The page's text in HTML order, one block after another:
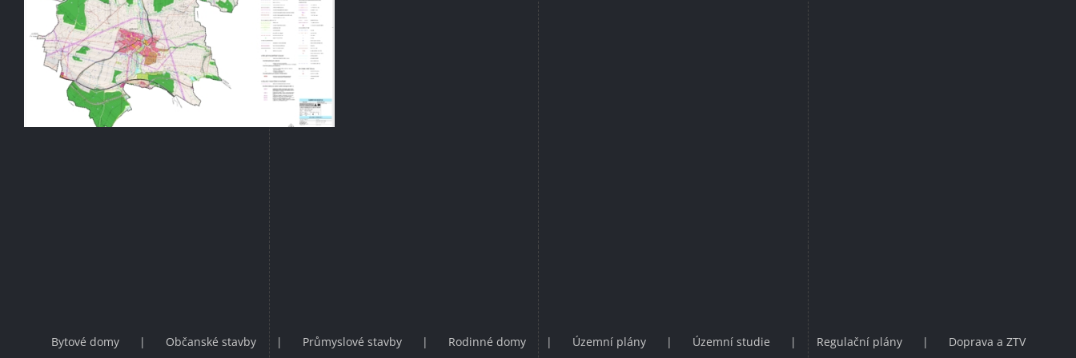
Bytové domy Občanské stavby Průmyslové stavby Rodinné domy Územní plány Územní studie Regulační plány Doprava a ZTV